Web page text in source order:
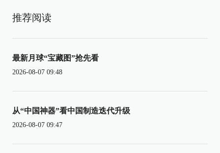
推荐阅读
最新月球“宝藏图”抢先看
2026-08-07 09:48
从“中国神器”看中国制造迭代升级
2026-08-07 09:47